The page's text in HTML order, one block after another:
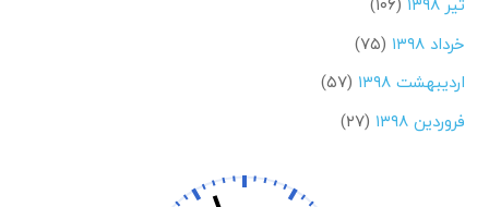
خرداد ۱۳۹۸
(۷۵)
اردیبهشت ۱۳۹۸
(۵۷)
فروردین ۱۳۹۸
(۲۷)